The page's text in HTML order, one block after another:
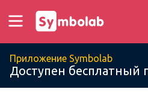
Приложение Symbolab
Доступен бесплатный